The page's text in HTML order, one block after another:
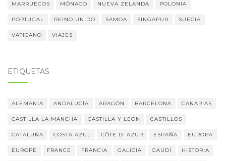
MARRUECOS MÓNACO NUEVA ZELANDA POLONIA
PORTUGAL REINO UNIDO SAMOA SINGAPUR SUECIA
VATICANO VIAJES
ETIQUETAS
ALEMANIA ANDALUCÍA ARAGÓN BARCELONA CANARIAS
CASTILLA LA MANCHA CASTILLA Y LEÓN CASTILLOS
CATALUÑA COSTA AZUL CÔTE D´AZUR ESPAÑA EUROPA
EUROPE FRANCE FRANCIA GALICIA GAUDÍ HISTORIA